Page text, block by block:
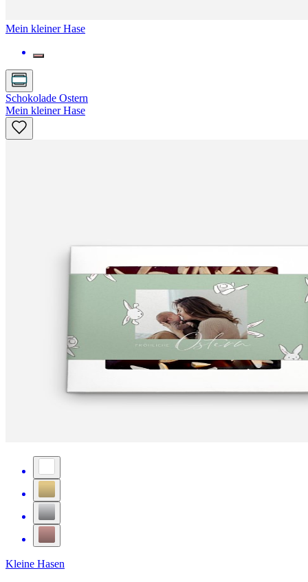
Mein kleiner Hase
Schokolade Ostern
Mein kleiner Hase
Kleine Hasen